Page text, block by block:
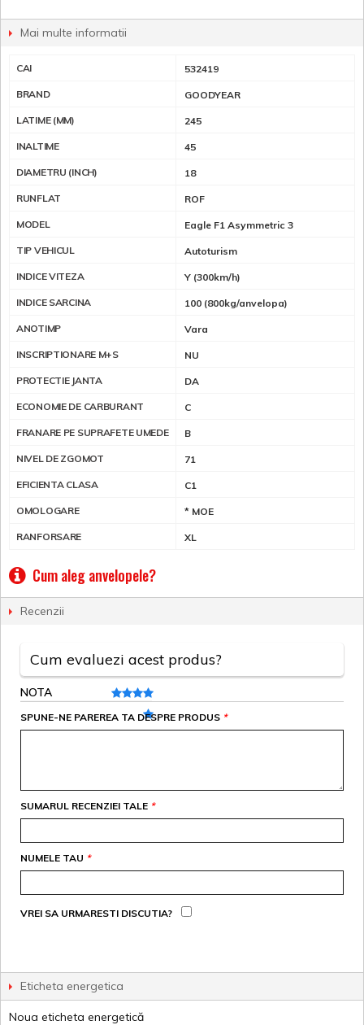
Mai multe informatii
CAI 532419
BRAND GOODYEAR
LATIME (MM) 245
INALTIME 45
DIAMETRU (INCH) 18
RUNFLAT ROF
MODEL Eagle F1 Asymmetric 3
TIP VEHICUL Autoturism
INDICE VITEZA Y (300km/h)
INDICE SARCINA 100 (800kg/anvelopa)
ANOTIMP Vara
INSCRIPTIONARE M+S NU
PROTECTIE JANTA DA
ECONOMIE DE CARBURANT C
FRANARE PE SUPRAFETE UMEDE B
NIVEL DE ZGOMOT 71
EFICIENTA CLASA C1
OMOLOGARE * MOE
RANFORSARE XL
Cum aleg anvelopele?
Recenzii
Cum evaluezi acest produs?
NOTA
*
SPUNE-NE PAREREA TA DESPRE PRODUS
*
SUMARUL RECENZIEI TALE
*
NUMELE TAU
VREI SA URMARESTI DISCUTIA?
Eticheta energetica
Noua eticheta energetică